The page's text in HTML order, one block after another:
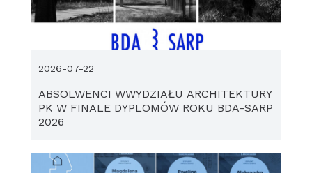
ABSOLWENCI WWYDZIAŁU ARCHITEKTURY
PK W FINALE DYPLOMÓW ROKU BDA-SARP
2026
2026-07-22